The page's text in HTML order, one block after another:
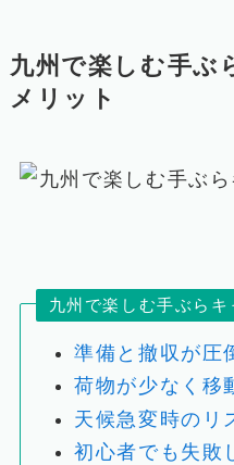
九州で楽しむ手ぶ
メリット
九州で楽しむ手ぶら
準備と撤収が圧
荷物が少なく移
天候急変時のリ
初心者でも失敗